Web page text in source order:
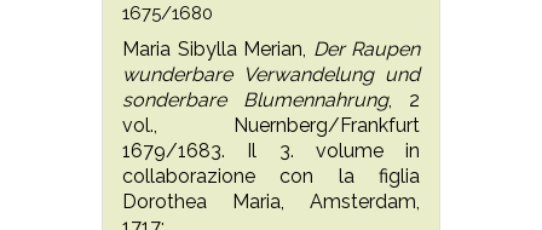
1675/1680
Maria Sibylla Merian, Der Raupen
wunderbare Verwandelung und
sonderbare Blumennahrung, 2
vol., Nuernberg/Frankfurt
1679/1683. Il 3. volume in
collaborazione con la figlia
Dorothea Maria, Amsterdam,